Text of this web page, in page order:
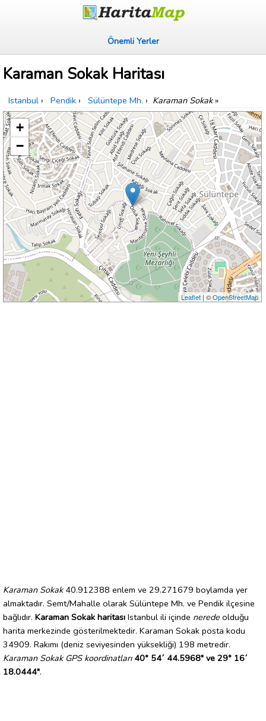
Önemli Yerler
Karaman Sokak Haritası
Istanbul › Pendik › Sülüntepe Mh. › Karaman Sokak»
+
−
Leaflet| ©OpenStreetMap
Karaman Sokak40.912388 enlem ve 29.271679 boylamda yer
almaktadır. Semt/Mahalle olarak Sülüntepe Mh. ve Pendik ilçesine
bağlıdır. Karaman Sokak haritası Istanbul ili içinde nerede olduğu
harita merkezinde gösterilmektedir. Karaman Sokak posta kodu
34909. Rakımı (deniz seviyesinden yüksekliği) 198 metredir.
Karaman Sokak GPS koordinatları 40° 54´ 44.5968" ve 29° 16´
18.0444".